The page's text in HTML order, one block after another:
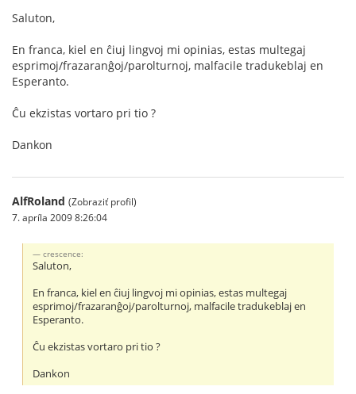
Saluton,
En franca, kiel en ĉiuj lingvoj mi opinias, estas multegaj
esprimoj/frazaranĝoj/parolturnoj, malfacile tradukeblaj en
Esperanto.
Ĉu ekzistas vortaro pri tio ?
Dankon
AlfRoland (Zobraziť profil)
7. apríla 2009 8:26:04
crescence:
Saluton,
En franca, kiel en ĉiuj lingvoj mi opinias, estas multegaj
esprimoj/frazaranĝoj/parolturnoj, malfacile tradukeblaj en
Esperanto.
Ĉu ekzistas vortaro pri tio ?
Dankon